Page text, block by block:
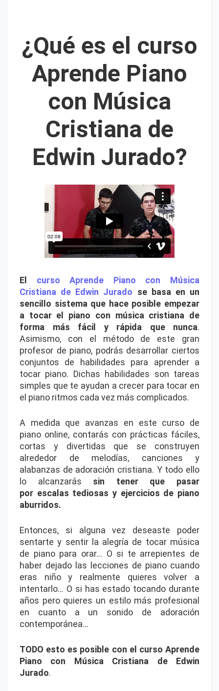
¿Qué es el curso
Aprende Piano
con Música
Cristiana de
Edwin Jurado?
El curso Aprende Piano con Música
Cristiana de Edwin Jurado se basa en un
sencillo sistema que hace posible empezar
a tocar el piano con música cristiana de
forma más fácil y rápida que nunca.
Asimismo, con el método de este gran
profesor de piano, podrás desarrollar ciertos
conjuntos de habilidades para aprender a
tocar piano. Dichas habilidades son tareas
simples que te ayudan a crecer para tocar en
el piano ritmos cada vez más complicados.
A medida que avanzas en este curso de
piano online, contarás con prácticas fáciles,
cortas y divertidas que se construyen
alrededor de melodías, canciones y
alabanzas de adoración cristiana. Y todo ello
lo alcanzarás sin tener que pasar
por escalas tediosas y ejercicios de piano
aburridos.
Entonces, si alguna vez deseaste poder
sentarte y sentir la alegría de tocar música
de piano para orar… O si te arrepientes de
haber dejado las lecciones de piano cuando
eras niño y realmente quieres volver a
intentarlo… O si has estado tocando durante
años pero quieres un estilo más profesional
en cuanto a un sonido de adoración
contemporánea…
TODO esto es posible con el curso Aprende
Piano con Música Cristiana de Edwin
Jurado.